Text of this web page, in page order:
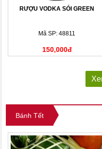
RƯỢU VODKA SÓI GREEN
Mã SP: 48811
150,000đ
Bánh Tết